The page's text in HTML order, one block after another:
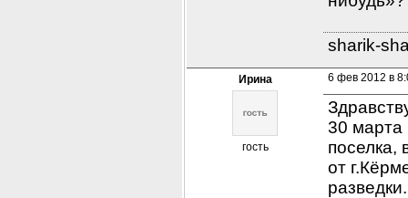
sharik-
Ирина
гость
6 фев 2012 в
30 марта
поселка,
от